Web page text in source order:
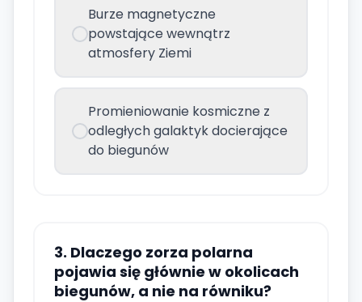
Burze magnetyczne
powstające wewnątrz
atmosfery Ziemi
Promieniowanie kosmiczne z
odległych galaktyk docierające
do biegunów
3. Dlaczego zorza polarna
pojawia się głównie w okolicach
biegunów, a nie na równiku?